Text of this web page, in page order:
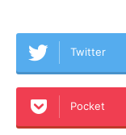
Twitter
Pocket